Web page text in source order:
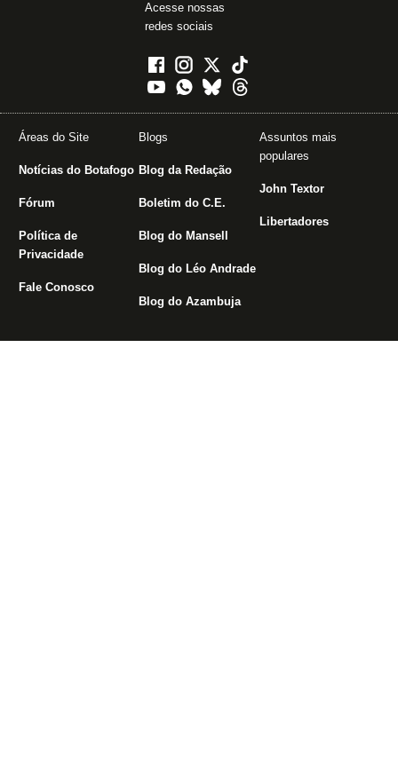
Acesse nossas
redes sociais
Áreas do Site
Notícias do Botafogo
Fórum
Política de
Privacidade
Fale Conosco
Blogs
Blog da Redação
Boletim do C.E.
Blog do Mansell
Blog do Léo Andrade
Blog do Azambuja
Assuntos mais
populares
John Textor
Libertadores